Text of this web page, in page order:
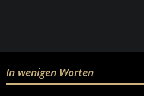
In wenigen Worten